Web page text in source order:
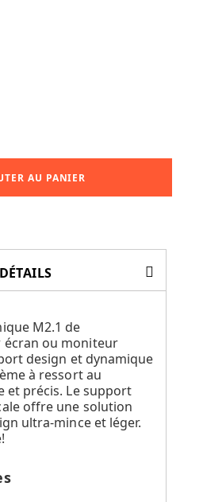
AU PANIER
DÉTAILS
M2.1 de
écran ou moniteur
design et dynamique
à ressort au
et précis. Le support
offre une solution
ultra-mince et léger.